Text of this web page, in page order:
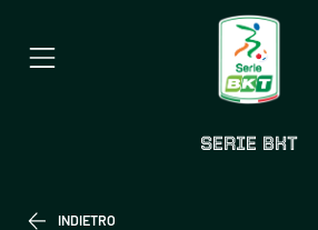
SERIE BKT
INDIETRO